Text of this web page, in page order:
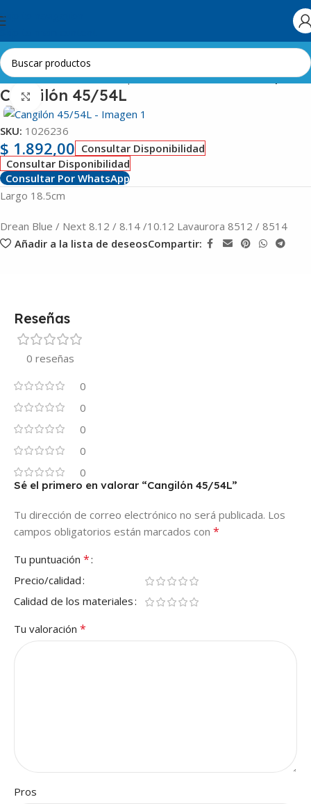
Skip to navigation
Inicio Línea Blanca Lavarropas Cubas-Tambores-Contrapesas
Cangilón 45/54L
Clic para ampliar
SKU: 1026236
$ 1.892,00 Consultar Disponibilidad
Consultar Disponibilidad
Consultar Por WhatsApp
Largo 18.5cm
Drean Blue / Next 8.12 / 8.14 /10.12 Lavaurora 8512 / 8514
Añadir a la lista de deseosCompartir:
Reseñas
0 reseñas
0
0
0
0
0
Sé el primero en valorar “Cangilón 45/54L”
Tu dirección de correo electrónico no será publicada. Los
campos obligatorios están marcados con *
Tu puntuación *
Precio/calidad
Calidad de los materiales
Tu valoración *
Pros